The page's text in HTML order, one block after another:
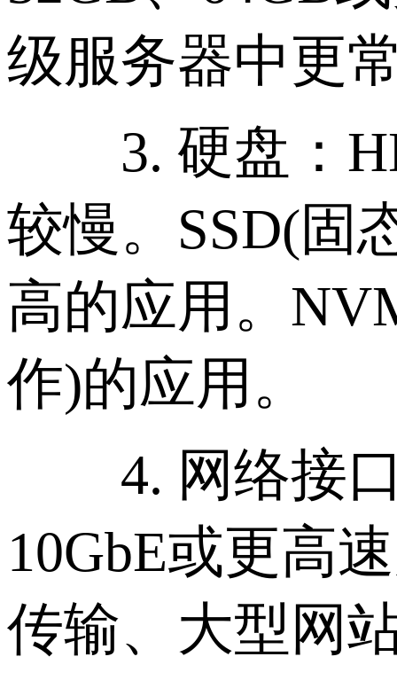
级服务器中更
3. 硬盘：
较慢。SSD(固
高的应用。
作)的应用。
4. 网络接口
10GbE或更高
传输、大型网